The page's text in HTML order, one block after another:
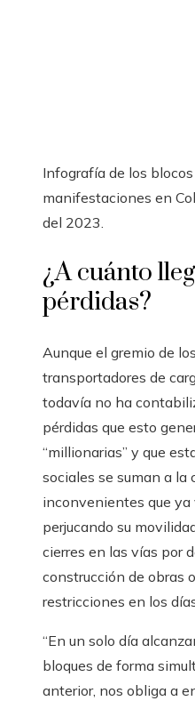
Infografía de los
manifestaciones en
del 2023.
¿A cuánto
pérdidas?
Aunque el gremio de los
transportadores de
todavía no ha
pérdidas que esto
“millionarias” y que
sociales se suman a la
inconvenientes que ya
perjucando su
cierres en las vías por
construcción de obras
restricciones en los
“En un solo día
bloques de forma
anterior, nos obliga a